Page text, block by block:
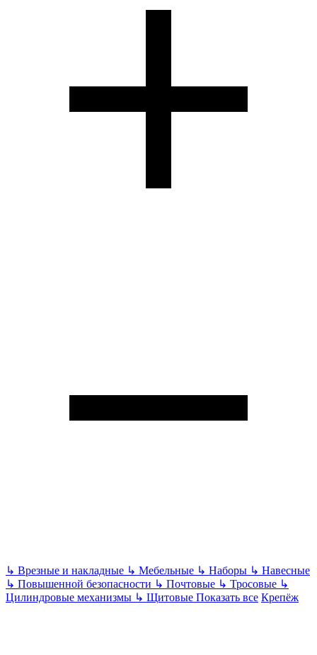
↳ Врезные и накладные ↳ Мебельные ↳ Наборы ↳ Навесные
↳ Повышенной безопасности ↳ Почтовые ↳ Тросовые ↳
Цилиндровые механизмы ↳ Щитовые Показать все Крепёж